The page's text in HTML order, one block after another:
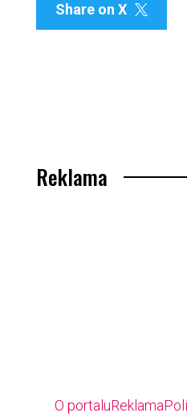
Share on X 
Reklama
O portaluReklama